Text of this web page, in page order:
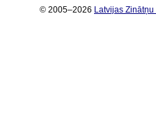
© 2005–2026 Latvijas